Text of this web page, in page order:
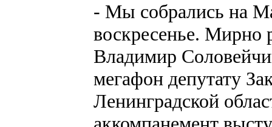
- Мы собрались на
воскресенье. Мирно
Владимир
мегафон депутату
Ленинградской